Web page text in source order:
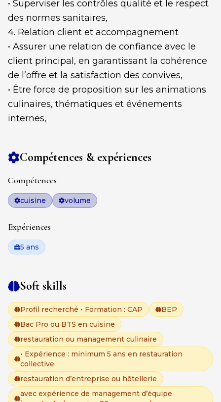
• Superviser les contrôles qualité et le respect
des normes sanitaires,
4. Relation client et accompagnement
• Assurer une relation de confiance avec le
client principal, en garantissant la cohérence
de l’offre et la satisfaction des convives,
• Être force de proposition sur les animations
culinaires, thématiques et événements
internes,
Compétences & expériences
Compétences
cuisine volume
Expériences
5 ans
Soft skills
Profil recherché • Formation : CAP
BEP
Bac Pro ou BTS en cuisine
restauration ou management culinaire
• Expérience : minimum 5 ans en restauration
collective
restauration d’entreprise ou hôtellerie
avec expérience de management d’équipe